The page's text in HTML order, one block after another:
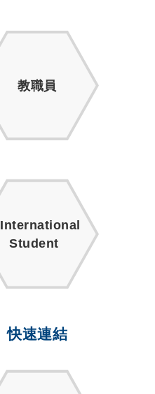
教職員
International
Student
快速連結